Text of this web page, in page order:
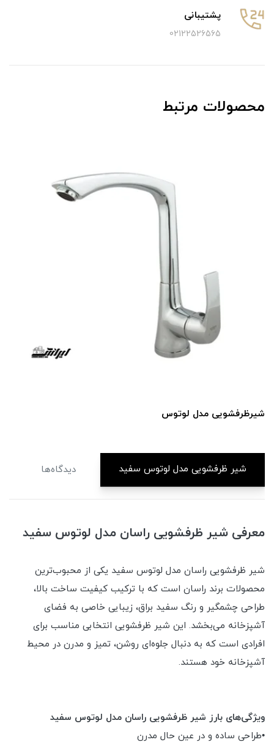
پشتیبانی
02122526565
محصولات مرتبط
شیرظرفشویی مدل اکتاو طلامات
شیر ظرفشویی مدل لوتوس سفید دیدگاه‌ها
معرفی شیر ظرفشویی راسان مدل لوتوس سفید
شیر ظرفشویی راسان مدل لوتوس سفید یکی از محبوب‌ترین
محصولات برند راسان است که با ترکیب کیفیت ساخت بالا،
طراحی چشمگیر و رنگ سفید براق، زیبایی خاصی به فضای
آشپزخانه می‌بخشد. این شیر ظرفشویی انتخابی مناسب برای
افرادی است که به دنبال جلوه‌ای روشن، تمیز و مدرن در محیط
آشپزخانه خود هستند.
ویژگی‌های بارز شیر ظرفشویی راسان مدل لوتوس سفید
•طراحی ساده و در عین حال مدرن